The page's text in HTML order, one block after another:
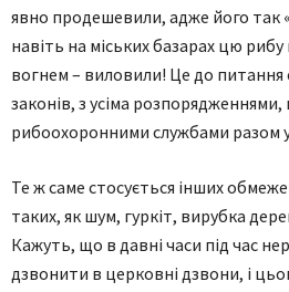
явно продешевили, адже його так
навіть на міських базарах цю
вогнем – виловили! Це до
законів, з усіма
рибоохоронними службами разом
Те ж саме стосується інших
таких, як шум, гуркіт, вирубка
Кажуть, що в давні часи під час
дзвонити в церковні дзвони, і